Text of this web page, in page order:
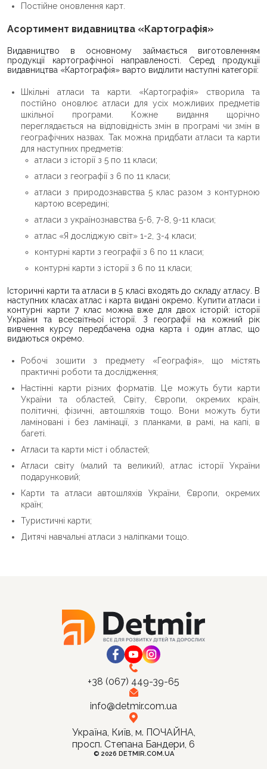
Постійне оновлення карт.
Асортимент видавництва «Картографія»
Видавництво в основному займається виготовленням
продукції картографічної направленості. Серед продукції
видавництва «Картографія» варто виділити наступні категорії:
Шкільні атласи та карти. «Картографія» створила та
постійно оновлює атласи для усіх можливих предметів
шкільної програми. Кожне видання щорічно
переглядається на відповідність змін в програмі чи змін в
географічних назвах. Так можна придбати атласи та карти
для наступних предметів:
атласи з історії з 5 по 11 класи;
атласи з географії з 6 по 11 класи;
атласи з природознавства 5 клас разом з контурною
картою всередині;
атласи з українознавства 5-6, 7-8, 9-11 класи;
атлас «Я досліджую світ» 1-2, 3-4 класи;
контурні карти з географії з 6 по 11 класи;
контурні карти з історії з 6 по 11 класи;
Історичні карти та атласи в 5 класі входять до складу атласу. В
наступних класах атлас і карта видані окремо. Купити атласи і
контурні карти 7 клас можна вже для двох історій: історії
України та всесвітньої історії. З географії на кожний рік
вивчення курсу передбачена одна карта і один атлас, що
видаються окремо.
Робочі зошити з предмету «Географія», що містять
практичні роботи та дослідження;
Настінні карти різних форматів. Це можуть бути карти
України та областей, Світу, Європи, окремих країн,
політичні, фізичні, автошляхів тощо. Вони можуть бути
ламіновані і без ламінації, з планками, в рамі, на капі, в
багеті.
Атласи та карти міст і областей;
Атласи світу (малий та великий), атлас історії України
подарунковий;
Карти та атласи автошляхів України, Європи, окремих
країн;
Туристичні карти;
Дитячі навчальні атласи з наліпками тощо.
+38 (067) 449-39-65
info@detmir.com.ua
Україна, Київ, м. ПОЧАЙНА,
просп. Степана Бандери, 6
© 2026 DETMIR.COM.UA